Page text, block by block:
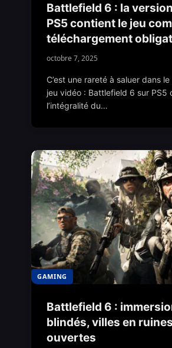
Battlefield 6 : la
PS5 contient le jeu
téléchargement
octobre 7, 2025
C’est une rareté à saluer dans
jeu vidéo : Battlefield 6 sur PS5
l’intégralité du…
GAMING
Battlefield 6 :
blindés, villes en
ouvertes